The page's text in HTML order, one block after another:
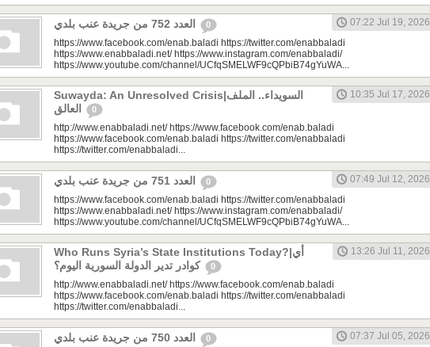
0
07:22 Jul 19, 2026
https://www.facebook.com/enab.baladi https://twitter.com/enabbaladi
https://www.enabbaladi.net/ https://www.instagram.com/enabbaladi/
https://www.youtube.com/channel/UCfqSMELWF9cQPbiB74gYuWA...
Suwayda: An Unresolved Crisis|السويداء.. الملف
0
10:35 Jul 17, 2026
http://www.enabbaladi.net/ https://www.facebook.com/enab.baladi
https://www.facebook.com/enab.baladi https://twitter.com/enabbaladi
https://twitter.com/enabbaladi...
0
07:49 Jul 12, 2026
https://www.facebook.com/enab.baladi https://twitter.com/enabbaladi
https://www.enabbaladi.net/ https://www.instagram.com/enabbaladi/
https://www.youtube.com/channel/UCfqSMELWF9cQPbiB74gYuWA...
Who Runs Syria’s State Institutions Today?|أي
كوادر تدير الدولة السورية اليوم؟
0
13:26 Jul 11, 2026
http://www.enabbaladi.net/ https://www.facebook.com/enab.baladi
https://www.facebook.com/enab.baladi https://twitter.com/enabbaladi
https://twitter.com/enabbaladi...
0
07:37 Jul 05, 2026